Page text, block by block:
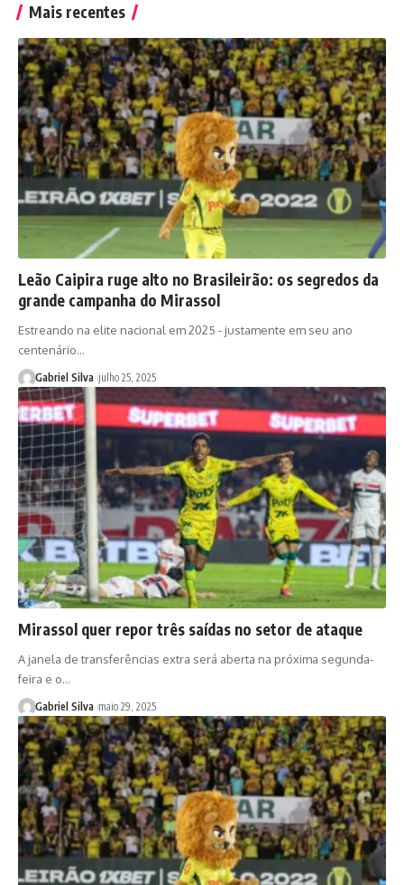
Mais recentes
Leão Caipira ruge alto no Brasileirão: os segredos da
grande campanha do Mirassol
Estreando na elite nacional em 2025 - justamente em seu ano
centenário…
Gabriel Silva julho 25, 2025
Mirassol quer repor três saídas no setor de ataque
A janela de transferências extra será aberta na próxima segunda-
feira e o…
Gabriel Silva maio 29, 2025